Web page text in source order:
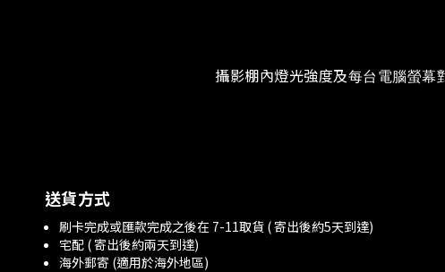
攝影棚內燈光強度及每台電腦螢幕
送貨方式
刷卡完成或匯款完成之後在 7-11取貨 ( 寄出後約5天到達)
宅配 ( 寄出後約兩天到達)
海外郵寄 (適用於海外地區)